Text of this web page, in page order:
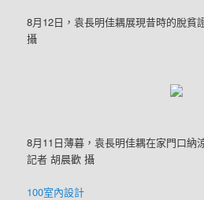
8月12日，袁長明佳耦展現昔時的脫貧
攝
8月11日薄暮，袁長明佳耦在家門口納
記者 胡晨歡 攝
100室內設計